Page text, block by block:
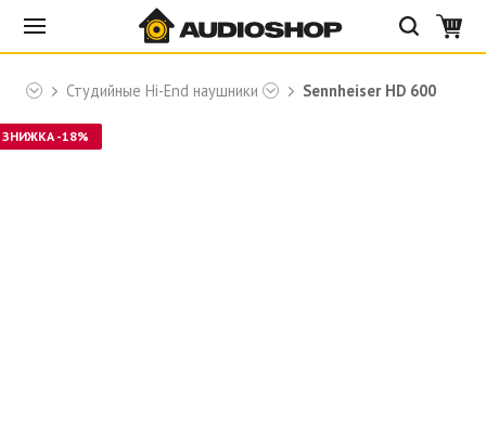
Студийные Hi-End наушники Sennheiser HD 600
ЗНИЖКА -18%